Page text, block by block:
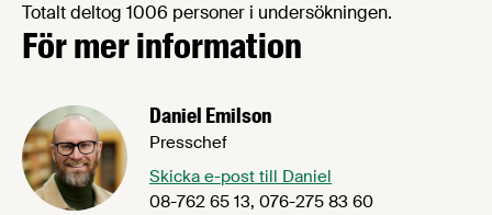
Totalt deltog 1006 personer i undersökningen.
För mer information
Daniel Emilson
Presschef
Skicka e-post till Daniel
08-762 65 13, 076-275 83 60